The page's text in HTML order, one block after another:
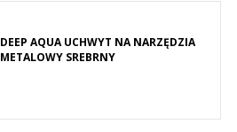
DEEP AQUA UCHWYT NA NARZĘDZIA
METALOWY SREBRNY